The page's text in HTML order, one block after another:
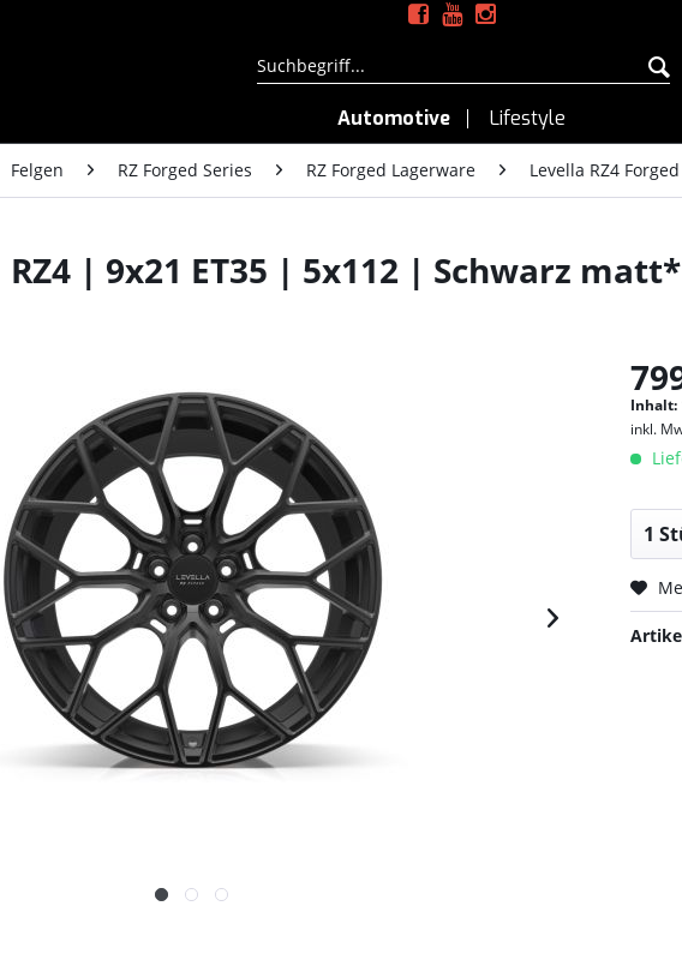
Automotive Lifestyle
Felgen RZ Forged Series RZ Forged Lagerware Levella RZ4 Forged
RZ4 | 9x21 ET35 | 5x112 | Schwarz matt*
Inhalt:
inkl.